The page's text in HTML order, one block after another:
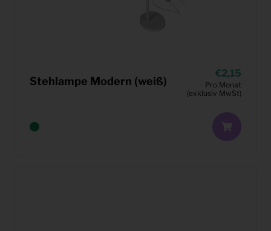
Stehlampe Modern (weiß)
2,15
Pro Monat
(exklusiv MwSt)